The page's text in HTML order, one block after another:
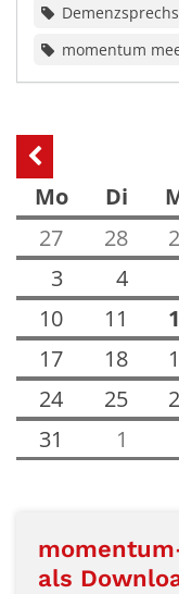
momentum
Vorherige Seite
Mo
Di
27
28
3
4
10
11
17
18
24
25
31
1
als